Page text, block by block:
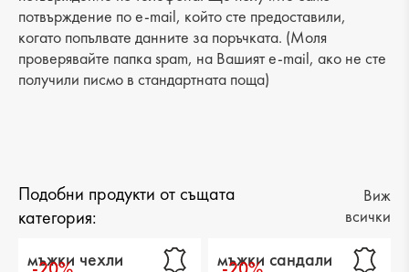
потвърждение по e-mail, който сте предоставили,
когато попълвате данните за поръчката. (Моля
проверявайте папка spam, на Вашият e-mail, ако не сте
получили писмо в стандартната поща)
Подобни продукти от същата
категория:
Виж
всички
мъжки чехли
мъжки сандали